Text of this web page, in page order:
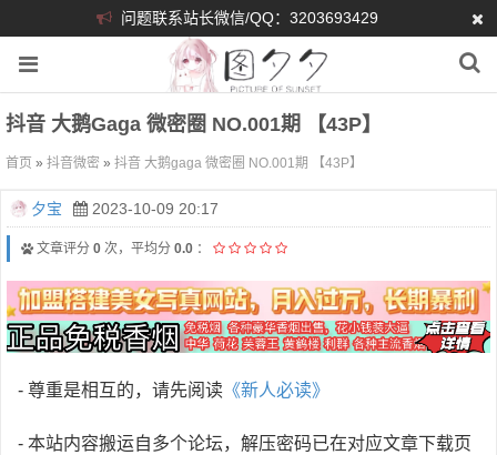
问题联系站长微信/QQ：3203693429
抖音 大鹅gaga 微密圈 NO.001期 【43P】
首页 » 抖音微密 » 抖音 大鹅gaga 微密圈 NO.001期 【43P】
夕宝 2023-10-09 20:17
文章评分 0 次，平均分 0.0 ：
- 尊重是相互的，请先阅读 《新人必读》
- 本站内容搬运自多个论坛，解压密码已在对应文章下载页